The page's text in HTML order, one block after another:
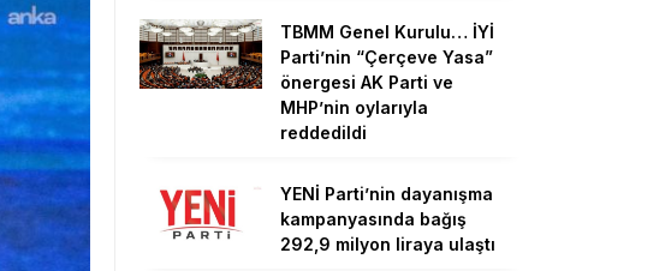
TBMM Genel Kurulu… İYİ
Parti’nin “Çerçeve Yasa”
önergesi AK Parti ve
MHP’nin oylarıyla
reddedildi
YENİ Parti’nin dayanışma
kampanyasında bağış
292,9 milyon liraya ulaştı